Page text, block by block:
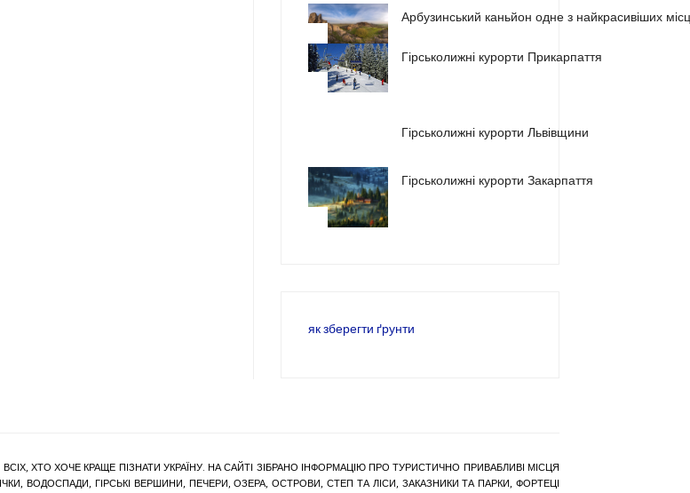
Арбузинський каньйон одне з найкрасивіших
Гірськолижні курорти Прикарпаття
Гірськолижні курорти Львівщини
Гірськолижні курорти Закарпаття
як зберегти ґрунти
ХТО ХОЧЕ КРАЩЕ ПІЗНАТИ УКРАЇНУ. НА САЙТІ ЗІБРАНО ІНФОРМАЦІЮ ПРО ТУРИСТИЧНО ПРИВАБЛИВІ МІСЦЯ
ВОДОСПАДИ, ГІРСЬКІ ВЕРШИНИ, ПЕЧЕРИ, ОЗЕРА, ОСТРОВИ, СТЕП ТА ЛІСИ, ЗАКАЗНИКИ ТА ПАРКИ, ФОРТЕЦІ